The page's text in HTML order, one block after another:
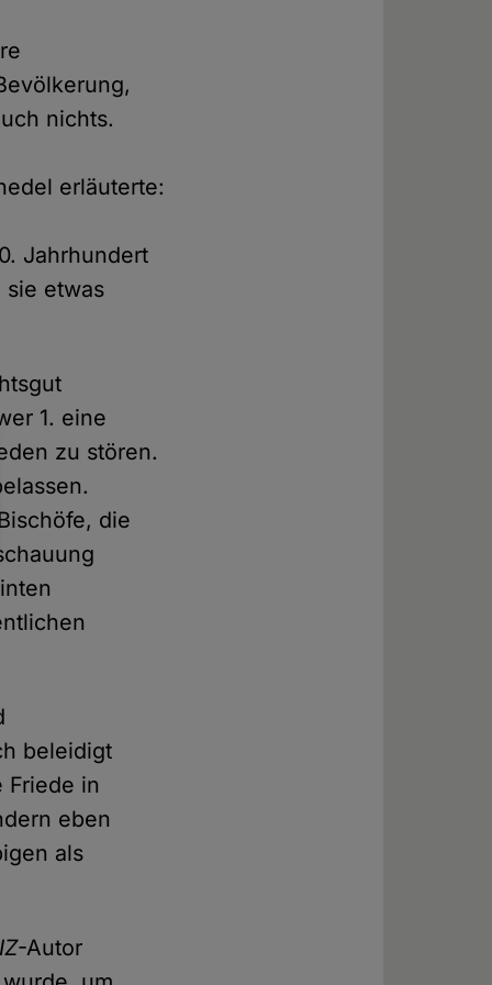
nichts.
erläuterte:
Jahrhundert
sie etwas
1. eine
zu stören.
die
beleidigt
in
eben
als
-Autor